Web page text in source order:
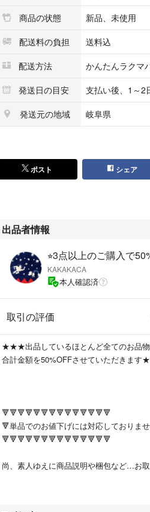
商品の状態
新品、未使用
配送料の負担
送料込
配送方法
かんたんラクマ
発送日の目安
支払い後、1～2
発送元の地域
岐阜県
ポスト シェア
出品者情報
⭐︎3点以上のご購入で
KAKAKACA
本人確認済
取引の評価
★★★出品しているほとんど全てのお品物
合計金額を50%OFFさせていただきま
🔻🔻🔻🔻🔻🔻🔻🔻🔻🔻🔻🔻🔻🔻
🔻単品でのお値下げには対応しておりま
🔻🔻🔻🔻🔻🔻🔻🔻🔻🔻🔻🔻🔻🔻
尚、素人ゆえに商品説明や梱包など…お